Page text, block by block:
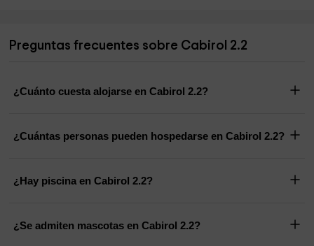
Preguntas frecuentes sobre Cabirol 2.2
¿Cuánto cuesta alojarse en Cabirol 2.2?
¿Cuántas personas pueden hospedarse en Cabirol 2.2?
¿Hay piscina en Cabirol 2.2?
¿Se admiten mascotas en Cabirol 2.2?